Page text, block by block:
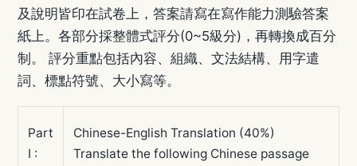
及說明皆印在試卷上，答案請寫在寫作能力測驗答案
紙上。各部分採整體式評分(0~5級分)，再轉換成百分
制。 評分重點包括內容、組織、文法結構、用字遣
詞、標點符號、大小寫等。
Part
I :
Chinese-English Translation (40%)
Translate the following Chinese passage